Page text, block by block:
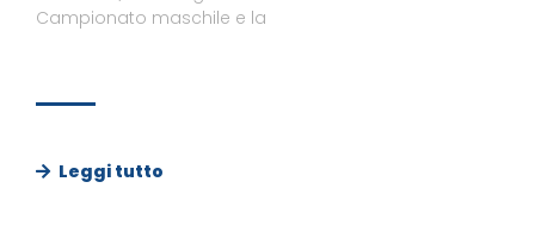
Campionato maschile e la
Leggi tutto